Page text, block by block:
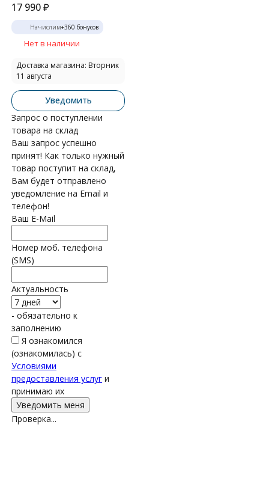
17 990₽
Начислим+360 бонусов
Нет в наличии
Доставка магазина: Вторник
11 августа
Уведомить
Запрос о поступлении
товара на склад
Ваш запрос успешно
принят! Как только нужный
товар поступит на склад,
Вам будет отправлено
уведомление на Email и
телефон!
Ваш E-Mail
Номер моб. телефона
(SMS)
Актуальность
- обязательно к
заполнению
Я ознакомился
(ознакомилась) с
Условиями
предоставления услуг и
принимаю их
Проверка...